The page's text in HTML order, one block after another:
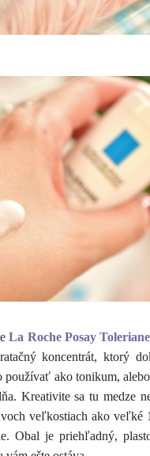
La Roche Posay
koncentrát, ktorý
ako tonikum,
Kreativite sa tu medze
veľkostiach ako veľké
Obal je priehľadný,